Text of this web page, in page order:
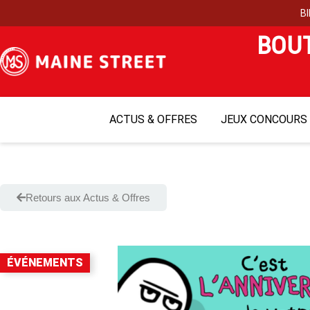
E
ACTUS & OFFRES JEUX CONCOURS
Retours aux Actus & Offres
ÉVÉNEMENTS